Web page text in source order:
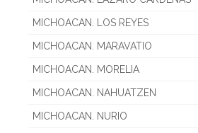
MICHOACAN. LOS REYES
MICHOACAN. MARAVATIO
MICHOACAN. MORELIA
MICHOACAN. NAHUATZEN
MICHOACAN. NURIO